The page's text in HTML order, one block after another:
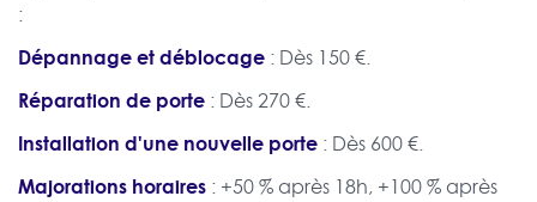
:
Dépannage et déblocage : Dès 150 €.
Réparation de porte : Dès 270 €.
Installation d'une nouvelle porte : Dès 600 €.
Majorations horaires : +50 % après 18h, +100 % après